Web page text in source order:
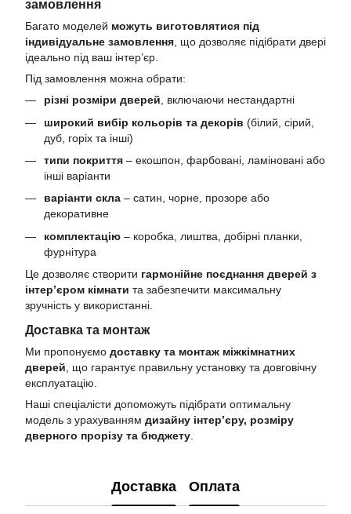
замовлення
Багато моделей можуть виготовлятися під
індивідуальне замовлення , що дозволяє підібрати двері
ідеально під ваш інтер’єр.
Під замовлення можна обрати:
різні розміри дверей , включаючи нестандартні
широкий вибір кольорів та декорів (білий, сірий,
дуб, горіх та інші)
типи покриття – екошпон, фарбовані, ламіновані або
інші варіанти
варіанти скла – сатин, чорне, прозоре або
декоративне
комплектацію – коробка, лиштва, добірні планки,
фурнітура
Це дозволяє створити гармонійне поєднання дверей з
інтер’єром кімнати та забезпечити максимальну
зручність у використанні.
Доставка та монтаж
Ми пропонуємо доставку та монтаж міжкімнатних
дверей , що гарантує правильну установку та довговічну
експлуатацію.
Наші спеціалісти допоможуть підібрати оптимальну
модель з урахуванням дизайну інтер’єру, розміру
дверного прорізу та бюджету
Доставка Оплата